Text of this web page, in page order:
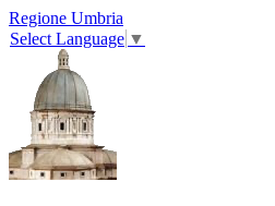
Regione Umbria
Select Language ▼